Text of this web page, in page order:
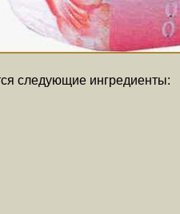
следующие ингредиенты: